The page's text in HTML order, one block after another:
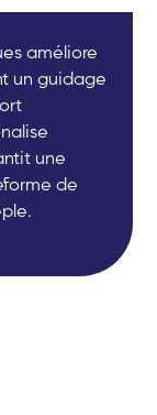
améliore
un guidage
une
de